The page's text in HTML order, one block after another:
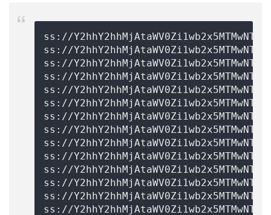
ss://Y2hhY2hhMjAtaWV0Zi1wb2x5MTMwNToxZGM2NzVmMS01ODAwLTQ1NmUtOWEyNy0xYTM4ZDQ2ODExN2I=@free.2weradf.xyz:36141#0%7C%F0%9F%87%AD%F0%9F%87%B0%20%E9%A6%99%E6%B8%AF%2001%20%7C%201x%20HK
ss://Y2hhY2hhMjAtaWV0Zi1wb2x5MTMwNToxZGM2NzVmMS01ODAwLTQ1NmUtOWEyNy0xYTM4ZDQ2ODExN2I=@free.2weradf.xyz:36143#0%7C%F0%9F%87%AD%F0%9F%87%B0%20%E9%A6%99%E6%B8%AF%2002%20%7C%201x%20HK
ss://Y2hhY2hhMjAtaWV0Zi1wb2x5MTMwNToxZGM2NzVmMS01ODAwLTQ1NmUtOWEyNy0xYTM4ZDQ2ODExN2I=@free.2weradf.xyz:36145#0%7C%F0%9F%87%AD%F0%9F%87%B0%20%E9%A6%99%E6%B8%AF%E4%BD%8F%E5%AE%85IP%2003%20%7C%201x%20HK
ss://Y2hhY2hhMjAtaWV0Zi1wb2x5MTMwNToxZGM2NzVmMS01ODAwLTQ1NmUtOWEyNy0xYTM4ZDQ2ODExN2I=@free.2weradf.xyz:36241#0%7C%F0%9F%87%B9%F0%9F%87%BC%20%E5%8F%B0%E6%B9%BE%2001%20%7C%201x%20TW
ss://Y2hhY2hhMjAtaWV0Zi1wb2x5MTMwNToxZGM2NzVmMS01ODAwLTQ1NmUtOWEyNy0xYTM4ZDQ2ODExN2I=@free.2weradf.xyz:36243#0%7C%F0%9F%87%B9%F0%9F%87%BC%20%E5%8F%B0%E6%B9%BE%2002%20%7C%201x%20TW
ss://Y2hhY2hhMjAtaWV0Zi1wb2x5MTMwNToxZGM2NzVmMS01ODAwLTQ1NmUtOWEyNy0xYTM4ZDQ2ODExN2I=@free.2weradf.xyz:36245#0%7C%F0%9F%87%B9%F0%9F%87%BC%20%E5%8F%B0%E6%B9%BE%2003%20%7C%201x%20TW
ss://Y2hhY2hhMjAtaWV0Zi1wb2x5MTMwNToxZGM2NzVmMS01ODAwLTQ1NmUtOWEyNy0xYTM4ZDQ2ODExN2I=@free.2weradf.xyz:36111#0%7C%F0%9F%87%AF%F0%9F%87%B5%20%E6%97%A5%E6%9C%AC%2001%20%7C%201x%20JP
ss://Y2hhY2hhMjAtaWV0Zi1wb2x5MTMwNToxZGM2NzVmMS01ODAwLTQ1NmUtOWEyNy0xYTM4ZDQ2ODExN2I=@free.2weradf.xyz:36113#0%7C%F0%9F%87%AF%F0%9F%87%B5%20%E6%97%A5%E6%9C%AC%2002%20%7C%201x%20JP
ss://Y2hhY2hhMjAtaWV0Zi1wb2x5MTMwNToxZGM2NzVmMS01ODAwLTQ1NmUtOWEyNy0xYTM4ZDQ2ODExN2I=@free.2weradf.xyz:36115#0%7C%F0%9F%87%AF%F0%9F%87%B5%20%E6%97%A5%E6%9C%AC%2003%20%7C%201x%20JP
ss://Y2hhY2hhMjAtaWV0Zi1wb2x5MTMwNToxZGM2NzVmMS01ODAwLTQ1NmUtOWEyNy0xYTM4ZDQ2ODExN2I=@free.2weradf.xyz:36171#0%7C%F0%9F%87%B8%F0%9F%87%AC%20%E6%96%B0%E5%8A%A0%E5%9D%A1%2001%20%7C%201x%20SG
ss://Y2hhY2hhMjAtaWV0Zi1wb2x5MTMwNToxZGM2NzVmMS01ODAwLTQ1NmUtOWEyNy0xYTM4ZDQ2ODExN2I=@free.2weradf.xyz:36173#0%7C%F0%9F%87%B8%F0%9F%87%AC%20%E6%96%B0%E5%8A%A0%E5%9D%A1%2002%20%7C%201x%20SG